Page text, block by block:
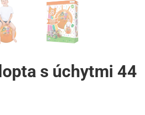
s úchytmi 44